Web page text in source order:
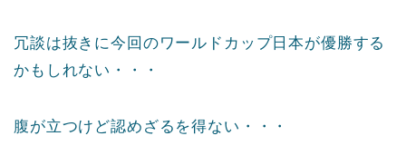
冗談は抜きに今回のワールドカップ日本が優勝する
かもしれない・・・
腹が立つけど認めざるを得ない・・・